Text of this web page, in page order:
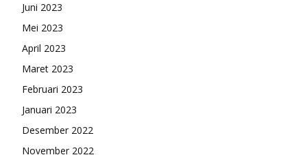
Juni 2023
Mei 2023
April 2023
Maret 2023
Februari 2023
Januari 2023
Desember 2022
November 2022